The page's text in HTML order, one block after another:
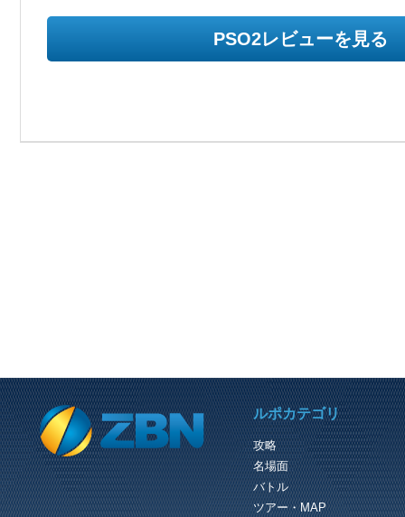
PSO2レビューを見る
PREVIOUS REVIEW
火山地帯ボス（キャタドラン）
火山地帯ボスにタイマン勝負で勝利！
攻略法は超接近戦による攻撃と回避
ＰＳ０２レビュ－ ：
http://zigsow.jp/review/225/238865/
（C）SEG...
ルポカテゴリ
攻略
名場面
バトル
ツアー・MAP